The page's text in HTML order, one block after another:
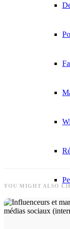
Contact
YOU MIGHT ALSO